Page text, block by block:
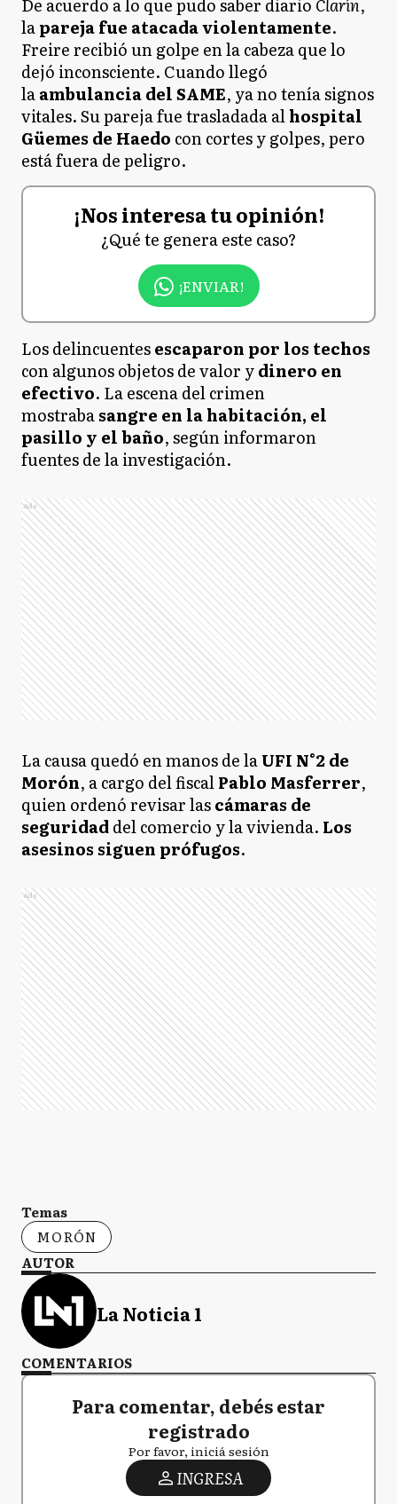
De acuerdo a lo que pudo saber diario Clarín,
lapareja fue atacada violentamente.
Freire recibió un golpe en la cabeza que lo
dejó inconsciente. Cuando llegó
laambulancia del SAME, ya no tenía signos
vitales. Su pareja fue trasladada alhospital
Güemes de Haedo con cortes y golpes, pero
está fuera de peligro.
¡Nos interesa tu opinión!
¿Qué te genera este caso?
¡ENVIAR!
Los delincuentesescaparon por los techos
con algunos objetos de valor ydinero en
efectivo. La escena del crimen
mostrabasangre en la habitación, el
pasillo y el baño, según informaron
fuentes de la investigación.
Ads
La causa quedó en manos de laUFI N°2 de
Morón, a cargo del fiscalPablo Masferrer,
quien ordenó revisar lascámaras de
seguridaddel comercio y la vivienda. Los
asesinos siguen prófugos.
Ads
Temas
MORÓN
AUTOR
La Noticia 1
COMENTARIOS
Para comentar, debés estar
registrado
Por favor, iniciá sesión
INGRESA